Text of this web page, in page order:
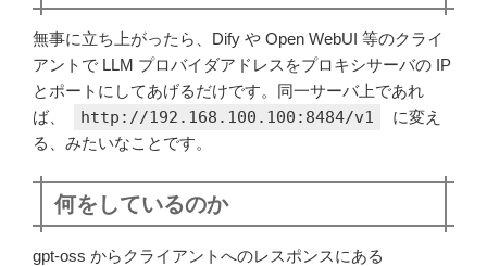
無事に立ち上がったら、Dify や Open WebUI 等のクライ
アントで LLM プロバイダアドレスをプロキシサーバの IP
とポートにしてあげるだけです。同一サーバ上であれ
ば、
http://192.168.100.100:8484/v1
に変え
る、みたいなことです。
何をしているのか
gpt-oss からクライアントへのレスポンスにある